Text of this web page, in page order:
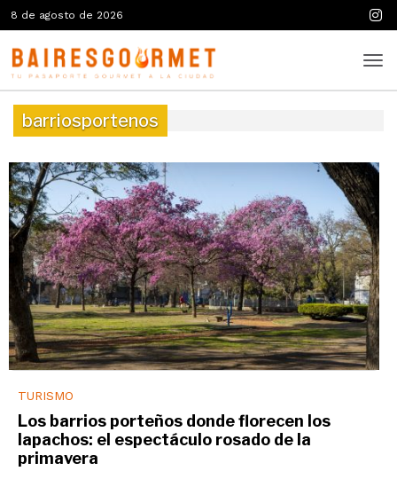
8 de agosto de 2026
barriosportenos
TURISMO
Los barrios porteños donde florecen los
lapachos: el espectáculo rosado de la
primavera